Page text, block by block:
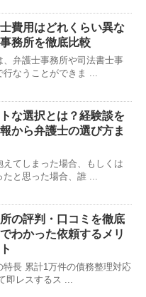
費用はどれくらい異な
務所を徹底比較
、弁護士事務所や司法書士事
行なうことができま ...
な選択とは？経験談を
から弁護士の選び方ま
えてしまった場合、もしくは
たと思った場合、誰 ...
の評判・口コミを徹底
わかった依頼するメリ
特長 累計1万件の債務整理対応
即レスするス ...